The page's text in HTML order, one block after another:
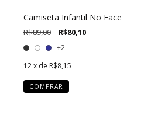
Camiseta Infantil No Face
R$89,00 R$80,10
+2
12 x de R$8,15
COMPRAR